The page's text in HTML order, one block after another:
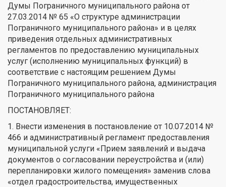
Думы Пограничного муниципального района от
27.03.2014 № 65 «О структуре администрации
Пограничного муниципального района» и в целях
приведения отдельных административных
регламентов по предоставлению муниципальных
услуг (исполнению муниципальных функций) в
соответствие с настоящим решением Думы
Пограничного муниципального района, администрация
Пограничного муниципального района
ПОСТАНОВЛЯЕТ:
1. Внести изменения в постановление от 10.07.2014 №
466 и административный регламент предоставления
муниципальной услуги «Прием заявлений и выдача
документов о согласовании переустройства и (или)
перепланировки жилого помещения» заменив слова
«отдел градостроительства, имущественных